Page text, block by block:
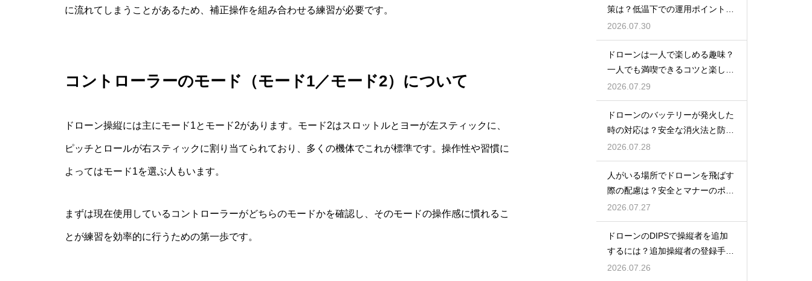
に流れてしまうことがあるため、補正操作を組み合わせる練習が必要です。
コントローラーのモード（モード1／モード2）について
ドローン操縦には主にモード1とモード2があります。モード2はスロットルとヨーが左スティックに、
ピッチとロールが右スティックに割り当てられており、多くの機体でこれが標準です。操作性や習慣に
よってはモード1を選ぶ人もいます。
まずは現在使用しているコントローラーがどちらのモードかを確認し、そのモードの操作感に慣れるこ
とが練習を効率的に行うための第一歩です。
策は？低温下での運用ポイントと
注意点
2026.07.30
ドローンは一人で楽しめる趣味？
一人でも満喫できるコツと楽しみ
方
2026.07.29
ドローンのバッテリーが発火した
時の対応は？安全な消火法と防止
策を解説
2026.07.28
人がいる場所でドローンを飛ばす
際の配慮は？安全とマナーのポイ
ント
2026.07.27
ドローンのDIPSで操縦者を追加
するには？追加操縦者の登録手順
を解説
2026.07.26